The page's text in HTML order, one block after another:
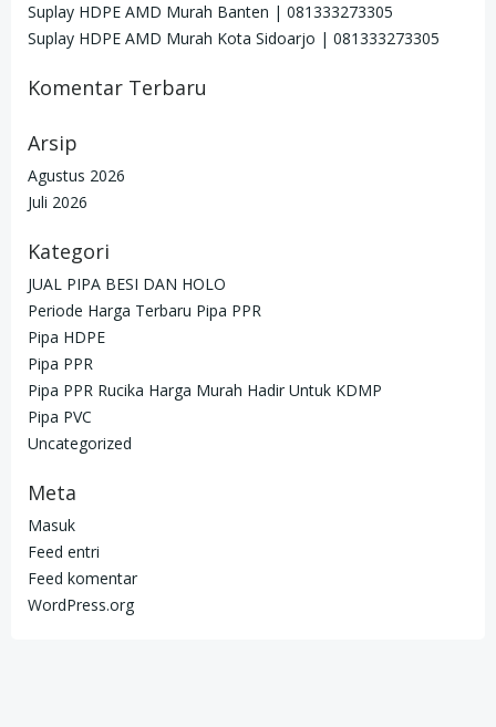
Suplay HDPE AMD Murah Banten | 081333273305
Suplay HDPE AMD Murah Kota Sidoarjo | 081333273305
Komentar Terbaru
Arsip
Agustus 2026
Juli 2026
Kategori
JUAL PIPA BESI DAN HOLO
Periode Harga Terbaru Pipa PPR
Pipa HDPE
Pipa PPR
Pipa PPR Rucika Harga Murah Hadir Untuk KDMP
Pipa PVC
Uncategorized
Meta
Masuk
Feed entri
Feed komentar
WordPress.org